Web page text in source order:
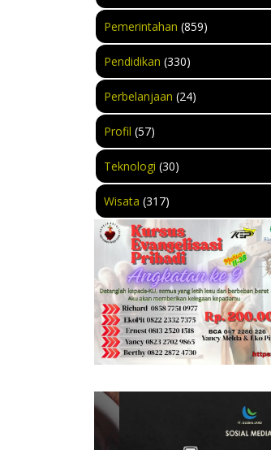
Pemerintahan (859)
Pendidikan (330)
Perbelanjaan (24)
Profil (57)
Teknologi (30)
Wisata (317)